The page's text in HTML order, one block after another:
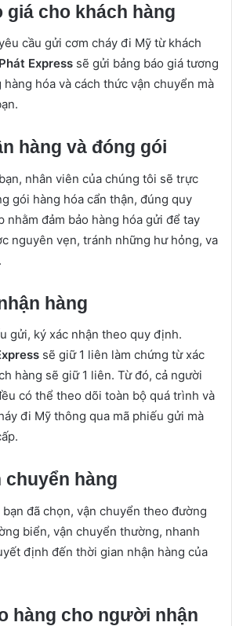
cho khách hàng
cầu gửi cơm cháy đi Mỹ từ khách
Express sẽ gửi bảng báo giá tương
hóa và cách thức vận chuyển mà
hàng và đóng gói
nhân viên của chúng tôi sẽ trực
gói hàng hóa cẩn thận, đúng quy
đảm bảo hàng hóa gửi để tay
nguyên vẹn, tránh những hư hỏng, va
hàng
gửi, ký xác nhận theo quy định.
sẽ giữ 1 liên làm chứng từ xác
hàng sẽ giữ 1 liên. Từ đó, cả người
có thể theo dõi toàn bộ quá trình và
đi Mỹ thông qua mã phiếu gửi mà
hàng
đã chọn, vận chuyển theo đường
biển, vận chuyển thường, nhanh
định đến thời gian nhận hàng của
hàng cho người nhận